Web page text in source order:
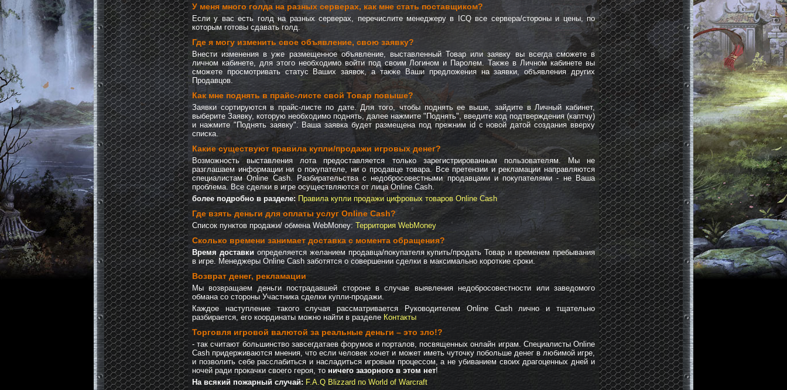
У меня много голда на разных серверах, как мне стать поставщиком?
Если у вас есть голд на разных серверах, перечислите менеджеру в ICQ все сервера/стороны и цены, по
которым готовы сдавать голд.
Где я могу изменить свое объявление, свою заявку?
Внести изменения в уже размещенное объявление, выставленный Товар или заявку вы всегда сможете в
личном кабинете, для этого необходимо войти под своим Логином и Паролем. Также в Личном кабинете вы
сможете просмотривать статус Ваших заявок, а также Ваши предложения на заявки, объявления других
Продавцов.
Как мне поднять в прайс-листе свой Товар повыше?
Заявки сортируются в прайс-листе по дате. Для того, чтобы поднять ее выше, зайдите в Личный кабинет,
выберите Заявку, которую необходимо поднять, далее нажмите "Поднять", введите код подтверждения (каптчу)
и нажмите "Поднять заявку". Ваша заявка будет размещена под прежним id с новой датой создания вверху
списка.
Какие существуют правила купли/продажи игровых денег?
Возможность выставления лота предоставляется только зарегистрированным пользователям. Мы не
разглашаем информации ни о покупателе, ни о продавце товара. Все претензии и рекламации направляются
специалистам Online Cash. Разбирательства с недобросовестными продавцами и покупателями - не Ваша
проблема. Все сделки в игре осуществляются от лица Online Cash.
более подробно в разделе: Правила купли продажи цифровых товаров Online Cash
Где взять деньги для оплаты услуг Online Cash?
Список пунктов продажи/ обмена WebMoney: Территория WebMoney
Сколько времени занимает доставка с момента обращения?
Время доставкиопределяется желанием продавца/покупателя купить/продать Товар и временем пребывания
в игре. Менеджеры Online Cash заботятся о совершении сделки в максимально короткие сроки.
Возврат денег, рекламации
Мы возвращаем деньги пострадавшей стороне в случае выявления недобросовестности или заведомого
обмана со стороны Участника сделки купли-продажи.
Каждое наступление такого случая рассматривается Руководителем Online Cash лично и тщательно
разбирается, его координаты можно найти в разделе Контакты
Торговля игровой валютой за реальные деньги – это зло!?
- так считают большинство завсегдатаев форумов и порталов, посвященных онлайн играм. Специалисты Online
Cash придерживаются мнения, что если человек хочет и может иметь чуточку побольше денег в любимой игре,
и позволить себе расслабиться и насладиться игровым процессом, а не убиванием своих драгоценных дней и
ночей ради прокачки своего героя, то ничего зазорного в этом нет!
На всякий пожарный случай: F.A.Q Blizzard по World of Warcraft